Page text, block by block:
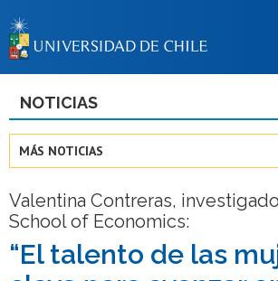
BIBLIOTECAS
Estudiantes
Académicas/os
Funcionarias/os
Egresadas/os
NOTICIAS
MÁS NOTICIAS
Valentina Contreras,
School of Economics:
“El talento de las